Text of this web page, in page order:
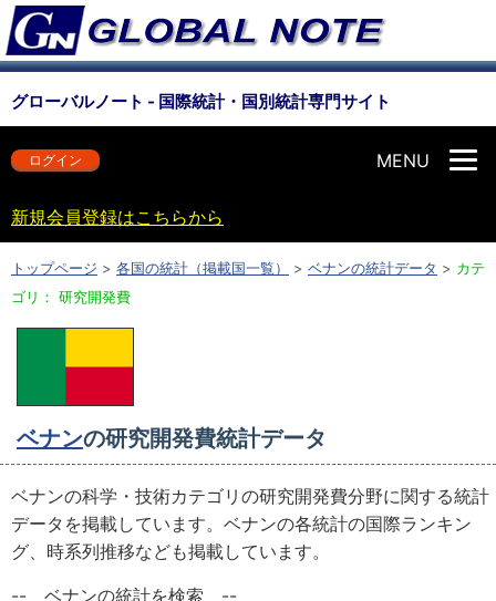
グローバルノート - 国際統計・国別統計専門サイト
MENU
ログイン
新規会員登録はこちらから
トップページ > 各国の統計（掲載国一覧） > ベナンの統計データ > カテ
ゴリ： 研究開発費
ベナンの研究開発費統計データ
ベナンの科学・技術カテゴリの研究開発費分野に関する統計
データを掲載しています。ベナンの各統計の国際ランキン
グ、時系列推移なども掲載しています。
-- ベナンの統計を検索 --